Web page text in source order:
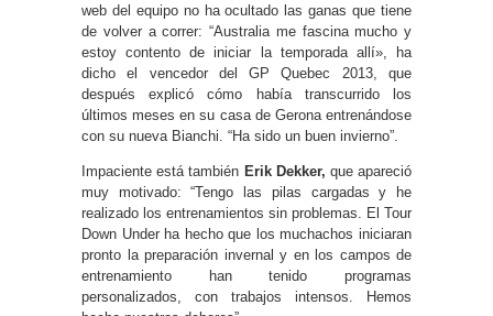
web del equipo no ha ocultado las ganas que tiene
de volver a correr: “Australia me fascina mucho y
estoy contento de iniciar la temporada allí», ha
dicho el vencedor del GP Quebec 2013, que
después explicó cómo había transcurrido los
últimos meses en su casa de Gerona entrenándose
con su nueva Bianchi. “Ha sido un buen invierno”.
Impaciente está también Erik Dekker, que apareció
muy motivado: “Tengo las pilas cargadas y he
realizado los entrenamientos sin problemas. El Tour
Down Under ha hecho que los muchachos iniciaran
pronto la preparación invernal y en los campos de
entrenamiento han tenido programas
personalizados, con trabajos intensos. Hemos